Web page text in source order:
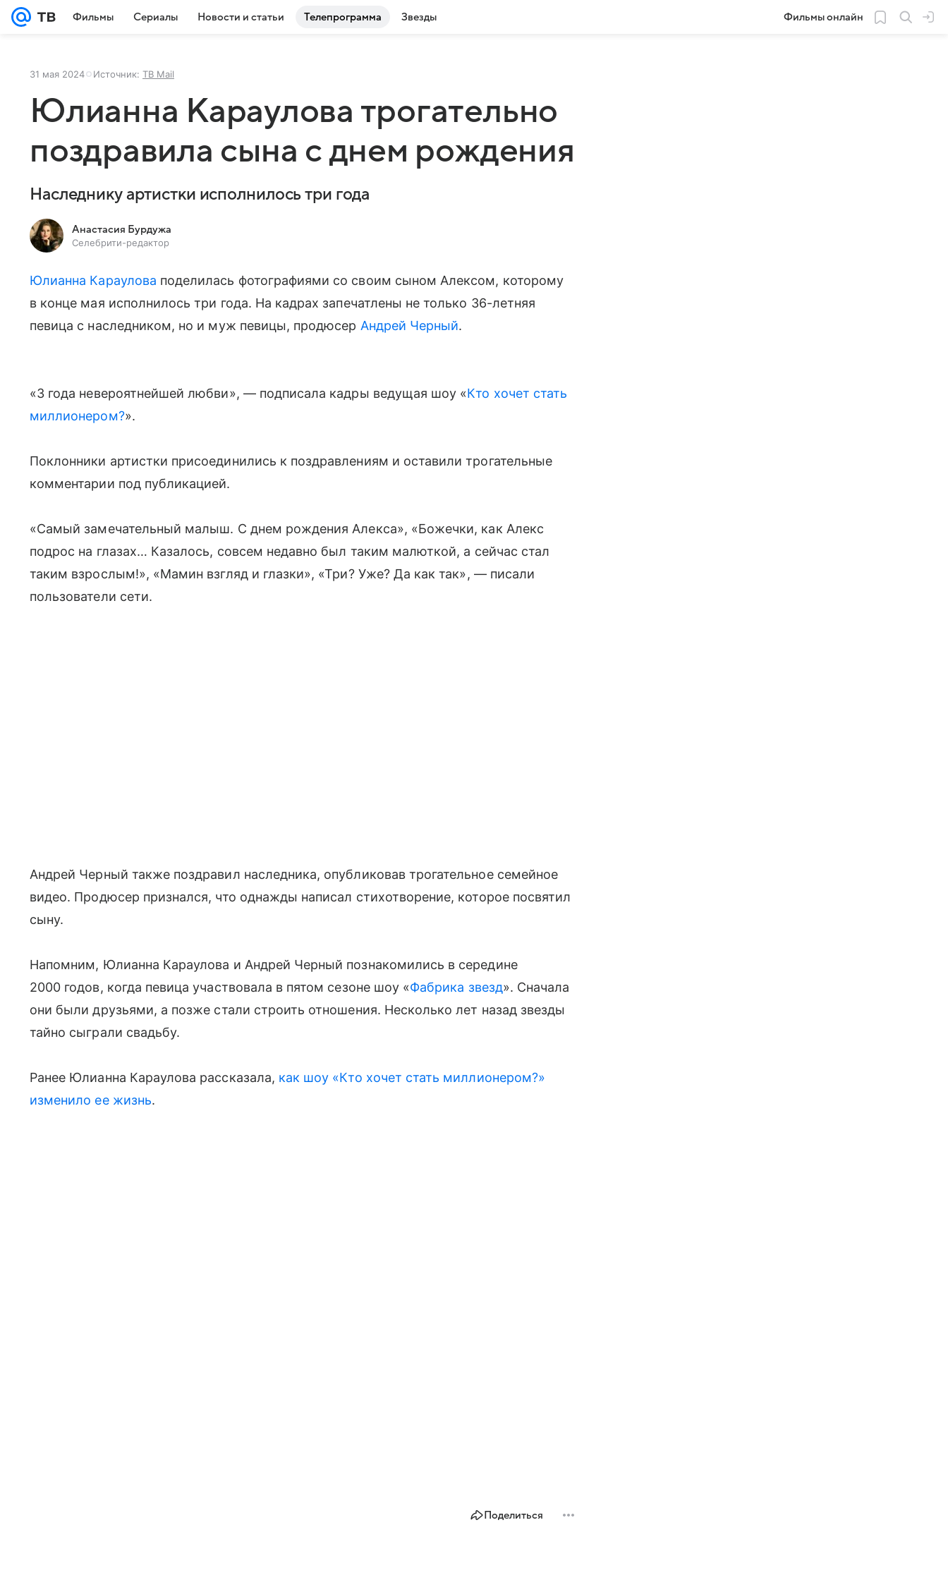
Фильмы Сериалы Новости и статьи Телепрограмма Звезды Фильмы онлайн
31 мая 2024 Источник: ТВ Mail
Юлианна Караулова трогательно
поздравила сына с днем рождения
Наследнику артистки исполнилось три года
Анастасия Бурдужа
Селебрити-редактор
Юлианна Караулова поделилась фотографиями со своим сыном Алексом, которому
в конце мая исполнилось три года. На кадрах запечатлены не только 36-летняя
певица с наследником, но и муж певицы, продюсер Андрей Черный.
«3 года невероятнейшей любви», — подписала кадры ведущая шоу «Кто хочет стать
миллионером?».
Поклонники артистки присоединились к поздравлениям и оставили трогательные
комментарии под публикацией.
«Самый замечательный малыш. С днем рождения Алекса», «Божечки, как Алекс
подрос на глазах… Казалось, совсем недавно был таким малюткой, а сейчас стал
таким взрослым!», «Мамин взгляд и глазки», «Три? Уже? Да как так», — писали
пользователи сети.
Андрей Черный также поздравил наследника, опубликовав трогательное семейное
видео. Продюсер признался, что однажды написал стихотворение, которое посвятил
сыну.
Напомним, Юлианна Караулова и Андрей Черный познакомились в середине
2000 годов, когда певица участвовала в пятом сезоне шоу «Фабрика звезд». Сначала
они были друзьями, а позже стали строить отношения. Несколько лет назад звезды
тайно сыграли свадьбу.
Ранее Юлианна Караулова рассказала, как шоу «Кто хочет стать миллионером?»
изменило ее жизнь.
Поделиться